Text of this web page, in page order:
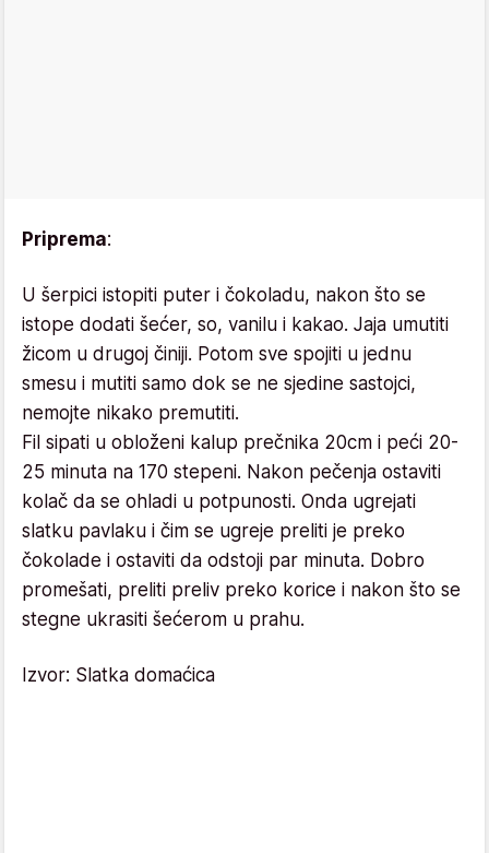
Priprema:
U šerpici istopiti puter i čokoladu, nakon što se
istope dodati šećer, so, vanilu i kakao. Jaja umutiti
žicom u drugoj činiji. Potom sve spojiti u jednu
smesu i mutiti samo dok se ne sjedine sastojci,
nemojte nikako premutiti.
Fil sipati u obloženi kalup prečnika 20cm i peći 20-
25 minuta na 170 stepeni. Nakon pečenja ostaviti
kolač da se ohladi u potpunosti. Onda ugrejati
slatku pavlaku i čim se ugreje preliti je preko
čokolade i ostaviti da odstoji par minuta. Dobro
promešati, preliti preliv preko korice i nakon što se
stegne ukrasiti šećerom u prahu.
Izvor: Slatka domaćica